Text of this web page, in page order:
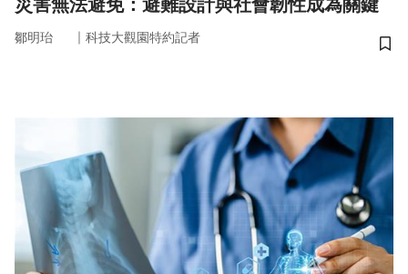
災害無法避免：避難設計與社會韌性成為關鍵
鄒明珆 ｜ 科技大觀園特約記者
儲